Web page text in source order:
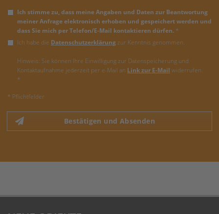
Ich stimme zu, dass meine Angaben und Daten zur Beantwortung
meiner Anfrage elektronisch erhoben und gespeichert werden und
dass Sie mich per Telefon/E-Mail kontaktieren dürfen. *
Ich habe die Datenschutzerklärungzur Kenntnis genommen.
Hinweis: Sie können Ihre Einwilligung zur Datenspeicherung und
Kontaktaufnahme jederzeit per e-Mail an Link zur E-Mail widerrufen.
*
* Pflichtfelder
Bestätigen und Absenden